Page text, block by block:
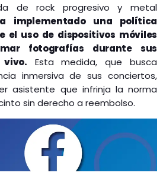
de rock progresivo y metal
implementado una política
el uso de dispositivos móviles
fotografías durante sus
vivo. Esta medida, que busca
inmersiva de sus conciertos,
asistente que infrinja la norma
sin derecho a reembolso.